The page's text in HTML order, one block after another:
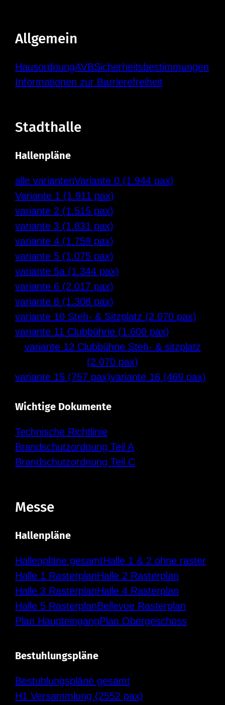
Allgemein
HausordnungAVBSicherheitsbestimmungen
Informationen zur Barrierefreiheit
Stadthalle
Hallenpläne
alle variantenVariante 0 (1.944 pax)
Variante 1 (1.911 pax)
variante 2 (1.515 pax)
variante 3 (1.831 pax)
variante 4 (1.759 pax)
variante 5 (1.075 pax)
variante 5a (1.344 pax)
variante 6 (2.017 pax)
variante 8 (1.308 pax)
variante 10 Steh- & Sitzplatz (2.070 pax)
variante 11 Clubbühne (1.600 pax)
variante 12 Clubbühne Steh- & sitzplatz
(2.070 pax)
variante 15 (757 pax)variante 16 (469 pax)
Wichtige Dokumente
Technische Richtlinie
Brandschutzordnung Teil A
Brandschutzordnung Teil C
Messe
Hallenpläne
Hallenpläne gesamtHalle 1 & 2 ohne raster
Halle 1 RasterplanHalle 2 Rasterplan
Halle 3 RasterplanHalle 4 Rasterplan
Halle 5 RasterplanBellevue Rasterplan
Plan HaupteingangPlan Obergeschoss
Bestuhlungspläne
Bestuhlungspläne gesamt
H1 Versammlung (2552 pax)